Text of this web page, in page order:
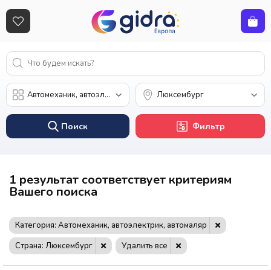
Поиск Фильтр
1 результат соответствует критериям
Вашего поиска
Категория: Автомеханик, автоэлектрик, автомаляр
Страна: Люксембург
Удалить все